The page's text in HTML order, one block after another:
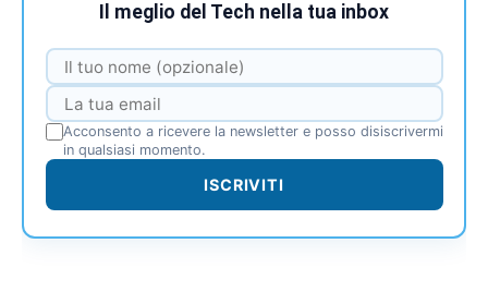
Il meglio del Tech nella tua inbox
Acconsento a ricevere la newsletter e posso disiscrivermi
in qualsiasi momento.
ISCRIVITI